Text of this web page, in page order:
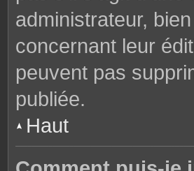
administrateur,
concernant leur
peuvent pas
publiée.
Haut